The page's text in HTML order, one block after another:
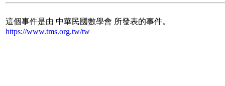
這個事件是由 中華民國數學會 所發表的事件。
https://www.tms.org.tw/tw